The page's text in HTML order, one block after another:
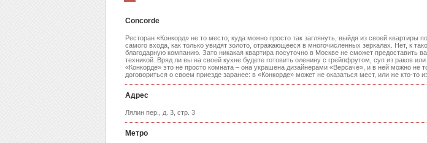
Concorde
Ресторан «Конкорд» не то место, куда можно просто так заглянуть, выйдя из своей квартиры
самого входа, как только увидят золото, отражающееся в многочисленных зеркалах. Нет, к
благодарную компанию. Зато никакая квартира посуточно в Москве не сможет предоставить
техникой. Вряд ли вы на своей кухне будете готовить оленину с грейпфрутом, суп из раков
«Конкорде» это не просто комната – она украшена дизайнерами «Версаче», и в ней можно не
договориться о своем приезде заранее: в «Конкорде» может не оказаться мест, или же кто-то
Адрес
Лялин пер., д. 3, стр. 3
Метро